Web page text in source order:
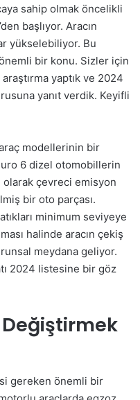
sahip olmak öncelikli
başlıyor. Aracın
yükselebiliyor. Bu
bir konu. Sizler için
yaptık ve 2024
yanıt verdik. Keyifli
modellerinin bir
6 dizel otomobillerin
olarak çevreci emisyon
bir oto parçası.
minimum seviyeye
halinde aracın çekiş
meydana geliyor.
2024 listesine bir göz
gereken önemli bir